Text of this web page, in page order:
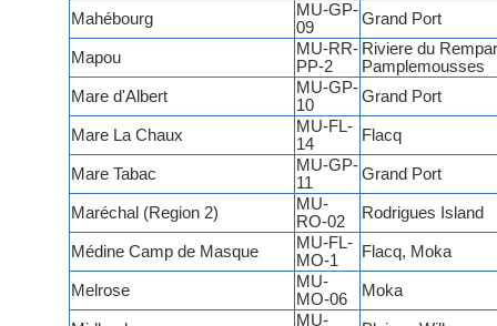
Mahébourg
MU-GP-
09
Grand Port
Mapou
MU-RR-
PP-2
Riviere du
Pamplemousses
Mare d'Albert
MU-GP-
10
Grand Port
Mare La Chaux
MU-FL-
14
Flacq
Mare Tabac
MU-GP-
11
Grand Port
Maréchal (Region 2)
MU-
RO-02
Rodrigues Island
Médine Camp de Masque
MU-FL-
MO-1
Flacq, Moka
Melrose
MU-
MO-06
Moka
MU-